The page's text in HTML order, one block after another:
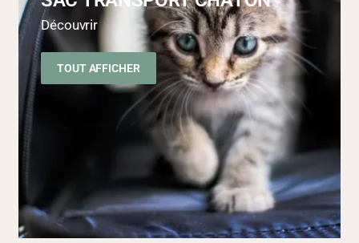
Découvrir
TOUT AFFICHER